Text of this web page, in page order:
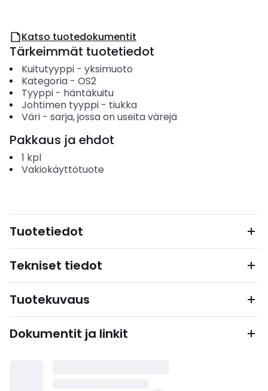
Katso tuotedokumentit
Tärkeimmät tuotetiedot
Kuitutyyppi- yksimuoto
Kategoria- OS2
Tyyppi- häntäkuitu
Johtimen tyyppi- tiukka
Väri- sarja, jossa on useita värejä
Pakkaus ja ehdot
1 kpl
Vakiokäyttötuote
Tuotetiedot
Tekniset tiedot
Tuotekuvaus
Dokumentit ja linkit